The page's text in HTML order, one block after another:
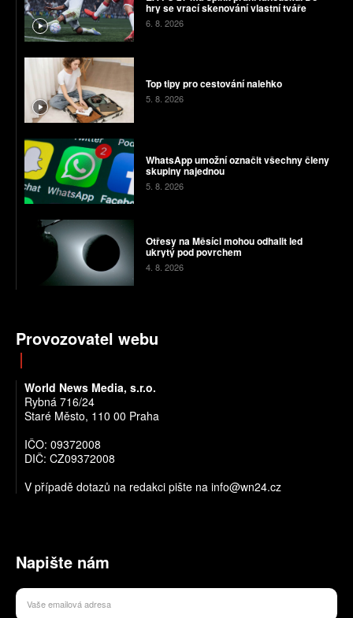
hry se vrací skenování vlastní tváře
6. 8. 2026
Top tipy pro cestování nalehko
5. 8. 2026
WhatsApp umožní označit všechny členy
skupiny najednou
5. 8. 2026
Otřesy na Měsíci mohou odhalit led
ukrytý pod povrchem
4. 8. 2026
Provozovatel webu
World News Media, s.r.o.
Rybná 716/24
Staré Město, 110 00 Praha
IČO: 09372008
DIČ: CZ09372008
V případě dotazů na redakci pište na info@wn24.cz
Napište nám